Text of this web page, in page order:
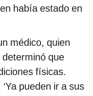
había estado en
médico, quien
que
físicas.
pueden ir a sus